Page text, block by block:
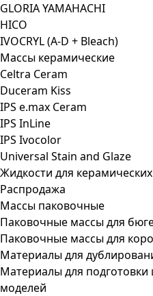
GLORIA YAMAHACHI
HICO
IVOCRYL (A-D + Bleach)
Массы керамические
Celtra Ceram
Duceram Kiss
IPS e.max Ceram
IPS InLine
IPS Ivocolor
Universal Stain and Glaze
Жидкости для
Распродажа
Массы паковочные
Паковочные массы для
Паковочные массы для
Материалы для
Материалы для
моделей